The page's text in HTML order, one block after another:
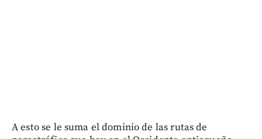
A esto se le suma el dominio de las rutas de